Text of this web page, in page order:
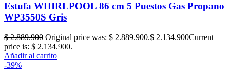
Estufa WHIRLPOOL 86 cm 5 Puestos Gas Propano
WP3550S Gris
$2.889.900 Original price was: $ 2.889.900.$ 2.134.900Current
price is: $ 2.134.900.
Añadir al carrito
-39%